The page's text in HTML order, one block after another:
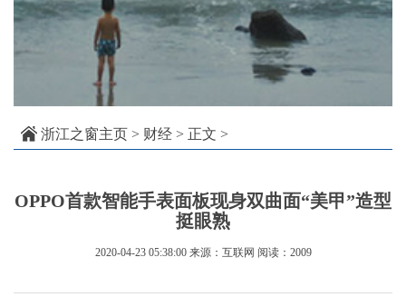
浙江之窗主页 > 财经 > 正文 >
OPPO首款智能手表面板现身双曲面“美甲”造型
挺眼熟
2020-04-23 05:38:00 来源：互联网 阅读：2009